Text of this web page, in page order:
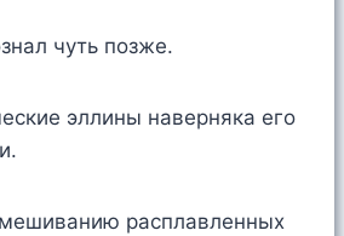
чуть позже.
эллины наверняка его
расплавленных